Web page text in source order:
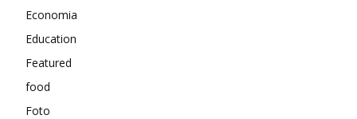
Economia
Education
Featured
food
Foto